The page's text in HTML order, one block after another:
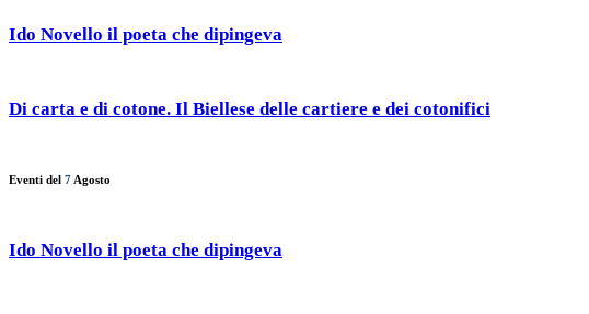
Ido Novello il poeta che dipingeva
Di carta e di cotone. Il Biellese delle cartiere e dei cotonifici
Eventi del 7 Agosto
Ido Novello il poeta che dipingeva